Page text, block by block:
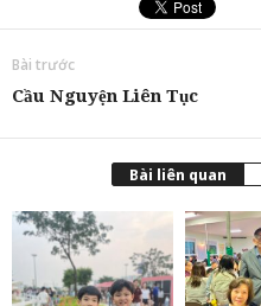
Bài trước
Cầu Nguyện Liên Tục
Bài liên quan